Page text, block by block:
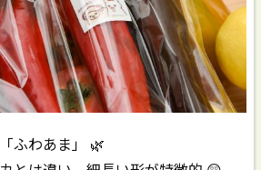
ふわあま」 🌿